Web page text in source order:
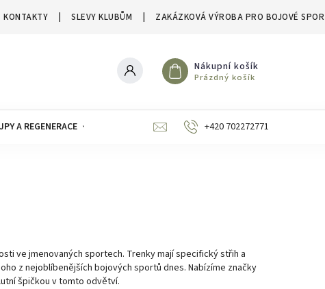
KONTAKTY SLEVY KLUBŮM ZAKÁZKOVÁ VÝROBA PRO BOJOVÉ
Nákupní košík
Prázdný košík
A REGENERACE SLEVY A VÝPRODEJE
+420 702272771
ve jmenovaných sportech. Trenky mají specifický střih a
z nejoblíbenějších bojových sportů dnes. Nabízíme značky
špičkou v tomto odvětví.